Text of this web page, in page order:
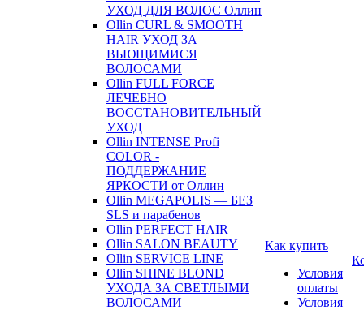
УХОД ДЛЯ ВОЛОС Оллин
Ollin CURL & SMOOTH
HAIR УХОД ЗА
ВЬЮЩИМИСЯ
ВОЛОСАМИ
Ollin FULL FORCE
ЛЕЧЕБНО
ВОССТАНОВИТЕЛЬНЫЙ
УХОД
Ollin INTENSE Profi
COLOR -
ПОДДЕРЖАНИЕ
ЯРКОСТИ от Оллин
Ollin MEGAPOLIS — БЕЗ
SLS и парабенов
Ollin PERFECT HAIR
Ollin SALON BEAUTY
Ollin SERVICE LINE
Ollin SHINE BLOND
УХОДА ЗА СВЕТЛЫМИ
ВОЛОСАМИ
Как купить
Условия
оплаты
Условия